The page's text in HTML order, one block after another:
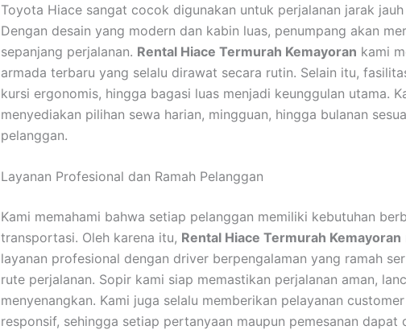
Toyota Hiace sangat cocok digunakan untuk perjalanan jarak
Dengan desain yang modern dan kabin luas, penumpang akan
sepanjang perjalanan. Rental Hiace Termurah Kemayoran kami
armada terbaru yang selalu dirawat secara rutin. Selain itu,
kursi ergonomis, hingga bagasi luas menjadi keunggulan utama.
menyediakan pilihan sewa harian, mingguan, hingga bulanan
pelanggan.
Layanan Profesional dan Ramah Pelanggan
Kami memahami bahwa setiap pelanggan memiliki kebutuhan
transportasi. Oleh karena itu, Rental Hiace Termurah Kemayoran
layanan profesional dengan driver berpengalaman yang ramah
rute perjalanan. Sopir kami siap memastikan perjalanan aman,
menyenangkan. Kami juga selalu memberikan pelayanan
responsif, sehingga setiap pertanyaan maupun pemesanan dapat